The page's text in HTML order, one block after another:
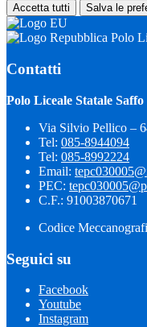
Accetta tutti Salva le
Polo
Contatti
Polo Liceale Statale Saffo
Via Silvio Pellico –
Tel: 085-8944094
Tel: 085-8992224
Email:
PEC:
C.F.: 91003870671
Codice
Seguici su
Facebook
Youtube
Instagram